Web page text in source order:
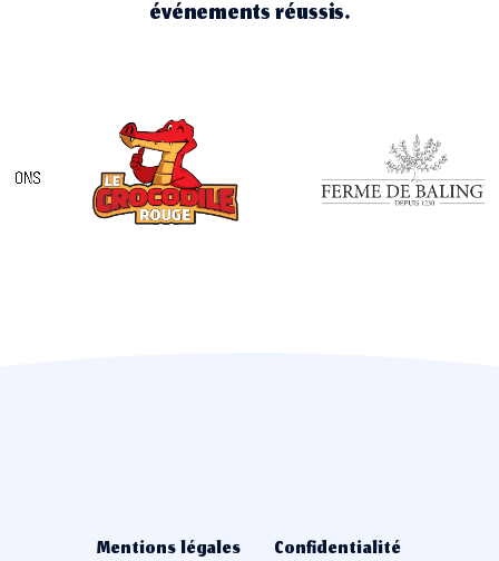
événements réussis.
Nous Contacter
Mentions légales Confidentialité